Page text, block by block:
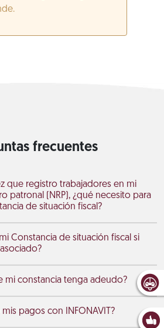
frecuentes
que registro trabajadores en mi
patronal (NRP), ¿qué necesito para
de situación fiscal?
Constancia de situación fiscal si
mi constancia tenga adeudo?
pagos con INFONAVIT?